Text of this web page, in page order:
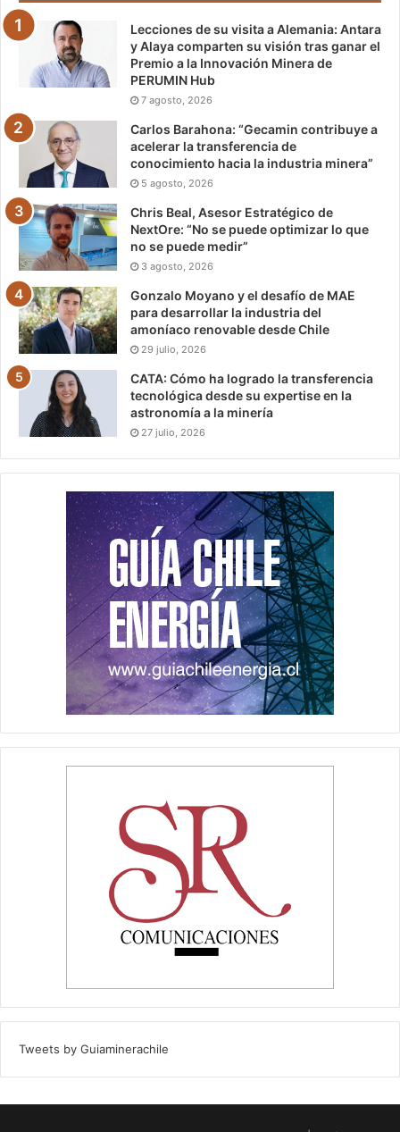
Lecciones de su visita a Alemania: Antara
y Alaya comparten su visión tras ganar el
Premio a la Innovación Minera de
PERUMIN Hub
7 agosto, 2026
Carlos Barahona: “Gecamin contribuye a
acelerar la transferencia de
conocimiento hacia la industria minera”
5 agosto, 2026
Chris Beal, Asesor Estratégico de
NextOre: “No se puede optimizar lo que
no se puede medir”
3 agosto, 2026
Gonzalo Moyano y el desafío de MAE
para desarrollar la industria del
amoníaco renovable desde Chile
29 julio, 2026
CATA: Cómo ha logrado la transferencia
tecnológica desde su expertise en la
astronomía a la minería
27 julio, 2026
Tweets by Guiaminerachile